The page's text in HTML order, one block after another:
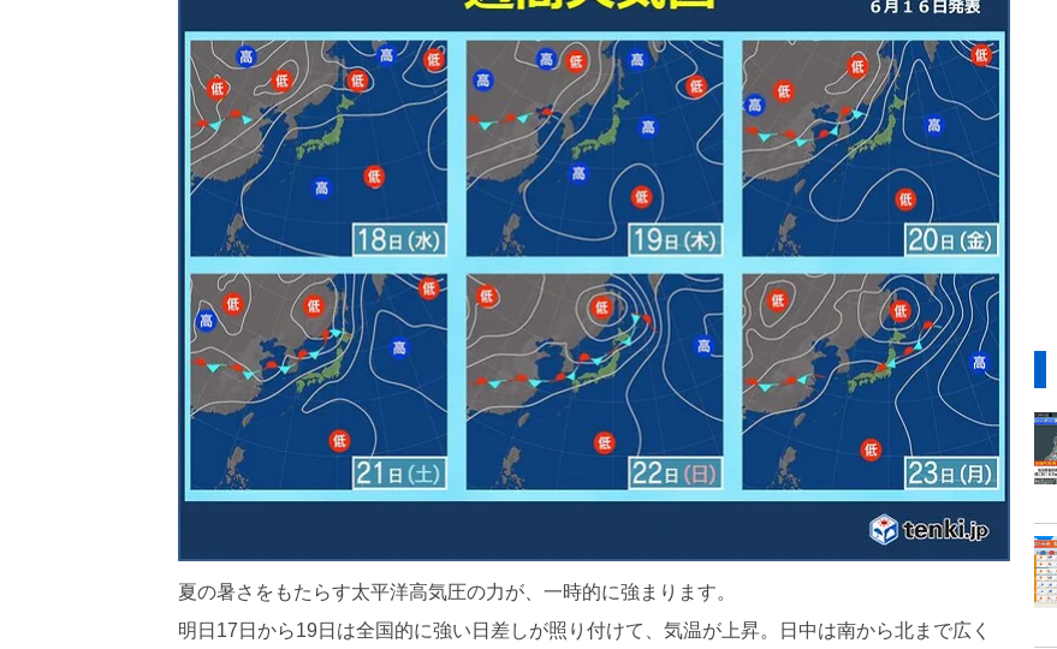
夏の暑さをもたらす太平洋高気圧の力が、一時的に強まります。
明日17日から19日は全国的に強い日差しが照り付けて、気温が上昇。日中は南から北まで広く